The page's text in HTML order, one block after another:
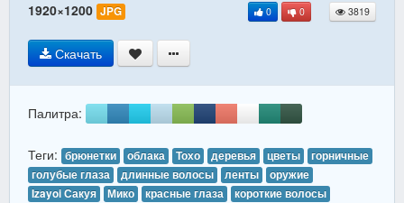
1920×1200 JPG 0 0 3819
Скачать
Палитра:
Теги: брюнетки облака Тохо деревья цветы
горничные
голубые глаза
длинные волосы ленты
оружие
Izayoi Сакуя
Мико красные глаза
короткие волосы